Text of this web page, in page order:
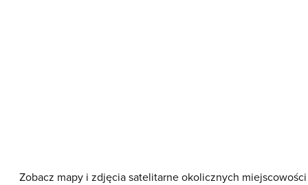
Zobacz mapy i zdjęcia satelitarne okolicznych